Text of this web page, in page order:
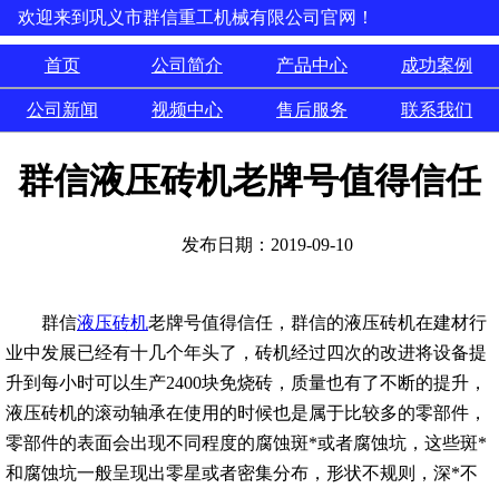
欢迎来到巩义市群信重工机械有限公司官网！
首页 公司简介 产品中心 成功案例
公司新闻 视频中心 售后服务 联系我们
群信液压砖机老牌号值得信任
发布日期：2019-09-10
群信液压砖机老牌号值得信任，群信的液压砖机在建材行
业中发展已经有十几个年头了，砖机经过四次的改进将设备提
升到每小时可以生产2400块免烧砖，质量也有了不断的提升，
液压砖机的滚动轴承在使用的时候也是属于比较多的零部件，
零部件的表面会出现不同程度的腐蚀斑*或者腐蚀坑，这些斑*
和腐蚀坑一般呈现出零星或者密集分布，形状不规则，深*不